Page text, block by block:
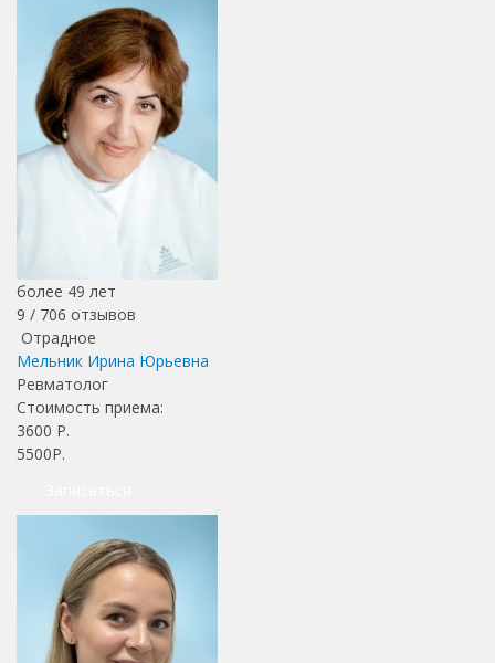
более 49 лет
9 / 706 отзывов
Отрадное
Мельник Ирина Юрьевна
Ревматолог
Стоимость приема:
3600 Р.
5500Р.